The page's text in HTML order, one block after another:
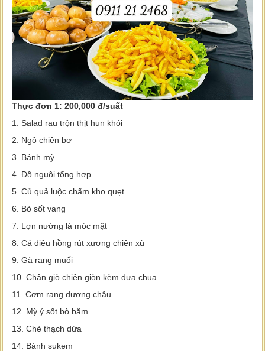
Thực đơn 1: 200,000 đ/suất
1. Salad rau trộn thịt hun khói
2. Ngô chiên bơ
3. Bánh mỳ
4. Đồ nguội tổng hợp
5. Củ quả luộc chấm kho quẹt
6. Bò sốt vang
7. Lợn nướng lá móc mật
8. Cá điêu hồng rút xương chiên xù
9. Gà rang muối
10. Chân giò chiên giòn kèm dưa chua
11. Cơm rang dương châu
12. Mỳ ý sốt bò băm
13. Chè thạch dừa
14. Bánh sukem